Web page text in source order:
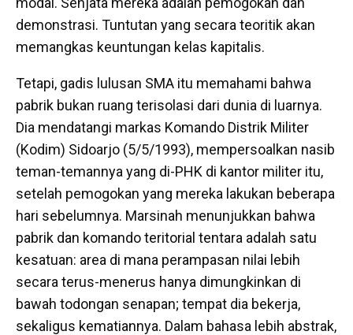
demonstrasi. Tuntutan yang secara teoritik akan
memangkas keuntungan kelas kapitalis.
Tetapi, gadis lulusan SMA itu memahami bahwa
pabrik bukan ruang terisolasi dari dunia di luarnya.
Dia mendatangi markas Komando Distrik Militer
(Kodim) Sidoarjo (5/5/1993), mempersoalkan nasib
teman-temannya yang di-PHK di kantor militer itu,
setelah pemogokan yang mereka lakukan beberapa
hari sebelumnya. Marsinah menunjukkan bahwa
pabrik dan komando teritorial tentara adalah satu
kesatuan: area di mana perampasan nilai lebih
secara terus-menerus hanya dimungkinkan di
bawah todongan senapan; tempat dia bekerja,
sekaligus kematiannya. Dalam bahasa lebih abstrak,